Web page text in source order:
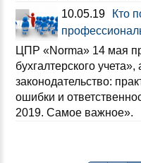
10.05.19
Кто
ЦПР «Norma» 14 мая
бухгалтерского
законодательство:
ошибки и
2019. Самое важное».